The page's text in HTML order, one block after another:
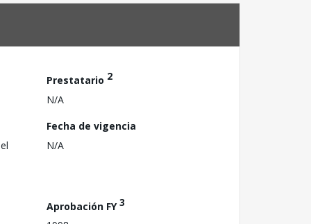
Prestatario 2
N/A
Fecha de vigencia
N/A
Aprobación FY3